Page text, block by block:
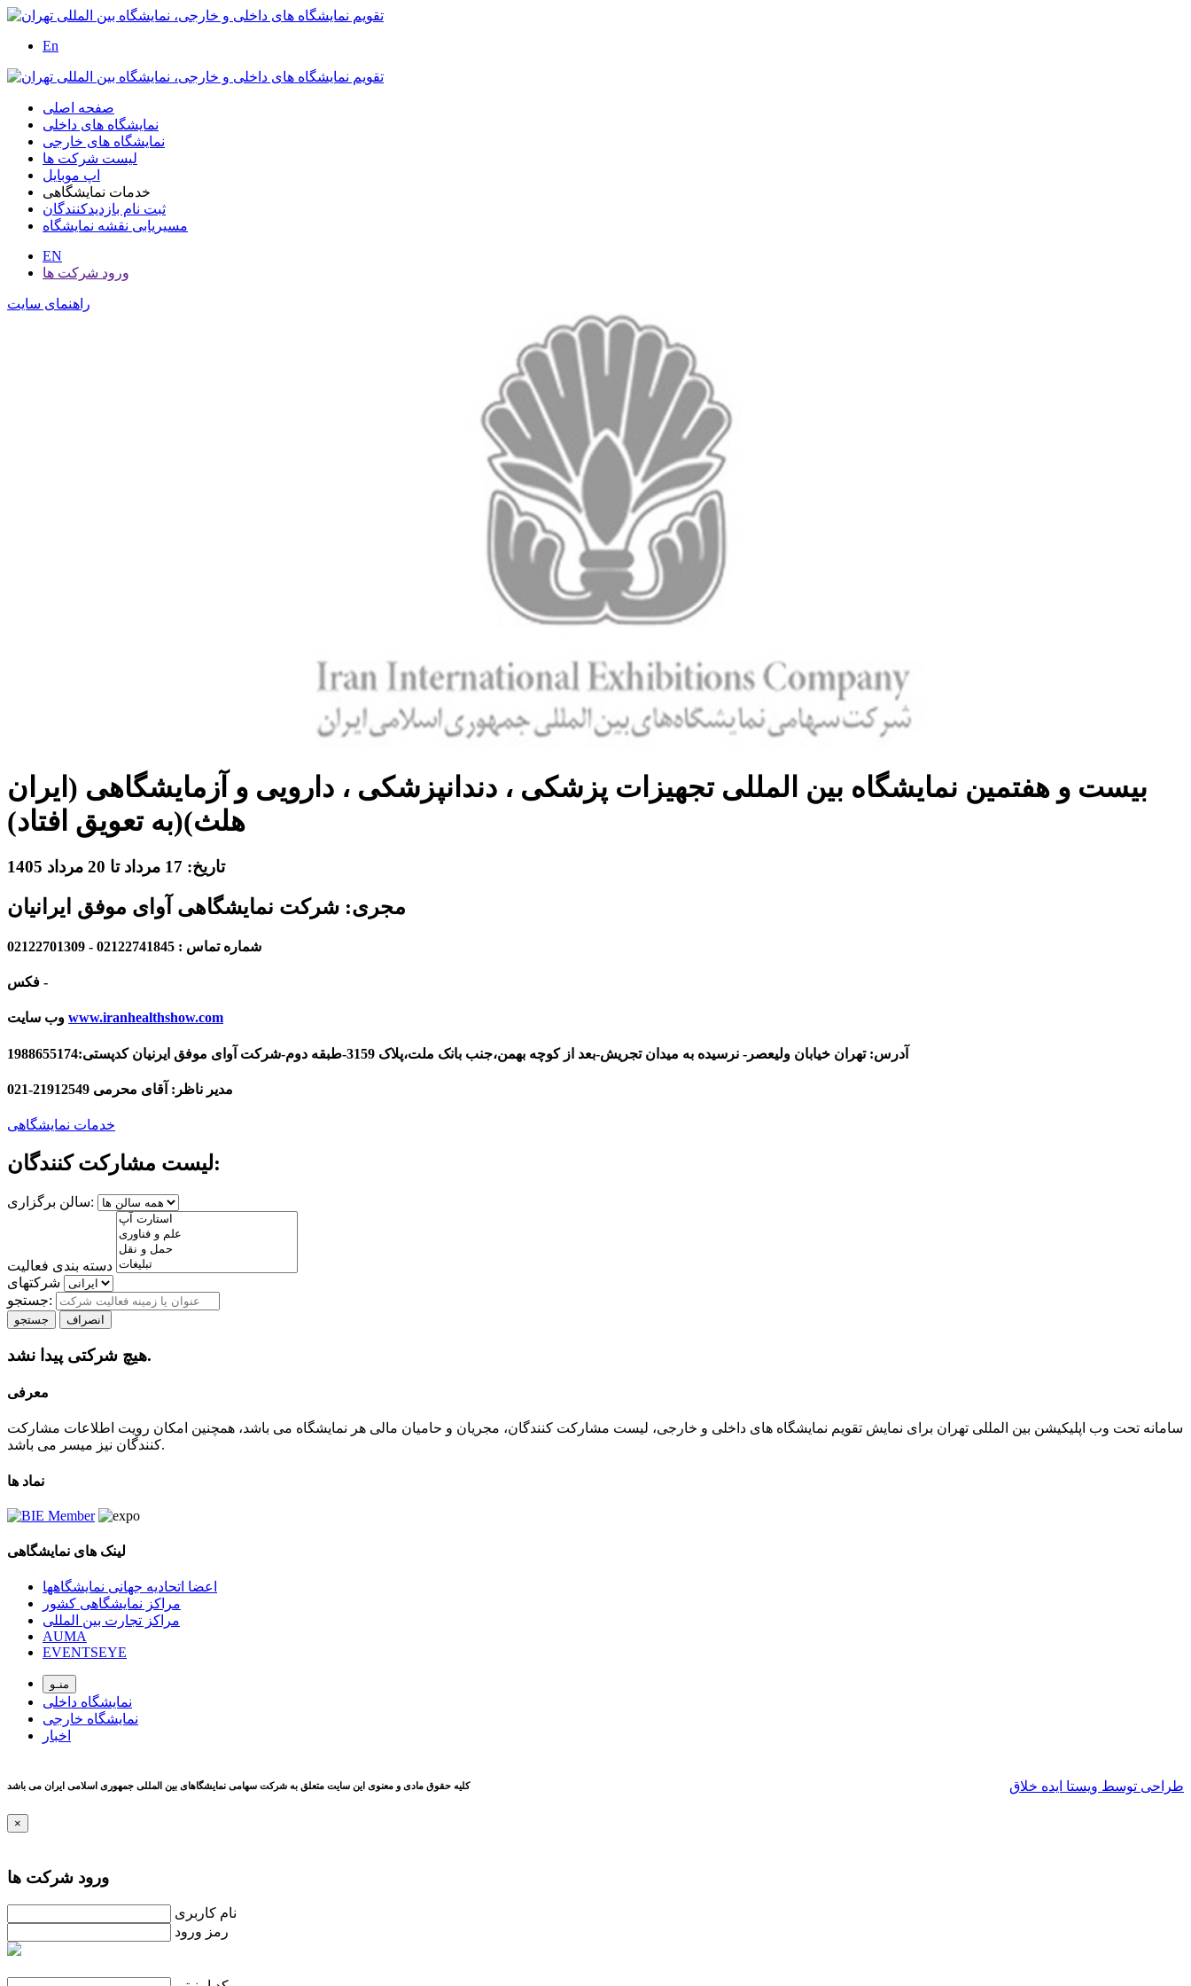
En
صفحه اصلی
نمایشگاه های داخلی
نمایشگاه های خارجی
لیست شرکت ها
اپ موبایل
خدمات نمایشگاهی
ثبت نام بازدیدکنندگان
مسیریابی نقشه نمایشگاه
EN
ورود شرکت ها
راهنمای سایت
بیست و هفتمین نمایشگاه بین المللی تجهیزات پزشکی ، دندانپزشکی ، دارویی و آزمایشگاهی (ایران
هلث)(به تعویق افتاد)
تاریخ: 17 مرداد تا 20 مرداد 1405
مجری: شرکت نمایشگاهی آوای موفق ایرانیان
شماره تماس :
فکس -
www.iranhealthshow.com
آدرس: تهران خیابان ولیعصر- نرسیده به میدان تجریش-بعد از کوچه بهمن،جنب بانک ملت،پلاک 3159-طبقه دوم-شرکت آوای موفق ایرنیان کدپستی:1988655174
مدیر ناظر: آقای محرمی 21912549-021
خدمات نمایشگاهی
لیست مشارکت کنندگان:
سالن برگزاری:
دسته بندی فعالیت
شرکتهای
جستجو:
جستجو انصراف
هیچ شرکتی پیدا نشد.
معرفی
سامانه تحت وب اپلیکیشن بین المللی تهران برای نمایش تقویم نمایشگاه های داخلی و خارجی، لیست مشارکت کنندگان، مجریان و حامیان مالی هر نمایشگاه می باشد، همچنین امکان رویت اطلاعات مشارکت
کنندگان نیز میسر می باشد.
نماد ها
لینک های نمایشگاهی
اعضا اتحادیه جهانی نمایشگاهها
مراکز نمایشگاهی کشور
مراکز تجارت بین المللی
AUMA
EVENTSEYE
منـو
نمایشگاه داخلی
نمایشگاه خارجی
اخبار
کلیه حقوق مادی و معنوی این سایت متعلق به شرکت سهامی نمایشگاهای بین المللی جمهوری اسلامی ايران می باشد طراحی توسط ویستا ایده خلاق
×
ورود شرکت ها
نام کاربری
رمز ورود